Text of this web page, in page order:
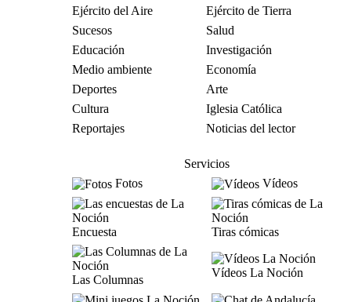
Ejército del Aire
Ejército de Tierra
Sucesos
Salud
Educación
Investigación
Medio ambiente
Economía
Deportes
Arte
Cultura
Iglesia Católica
Reportajes
Noticias del lector
Servicios
Fotos
Vídeos
Encuesta Tiras cómicas
Las Columnas
Vídeos La Noción